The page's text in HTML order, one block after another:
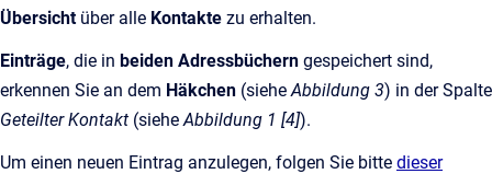
Übersichtüber alle Kontakte zu erhalten.
Einträge, die in beiden Adressbüchern gespeichert sind,
erkennen Sie an dem Häkchen (sieheAbbildung 3) in der Spalte
Geteilter Kontakt (sieheAbbildung 1 [4]).
Um einen neuen Eintrag anzulegen, folgen Sie bitte dieser